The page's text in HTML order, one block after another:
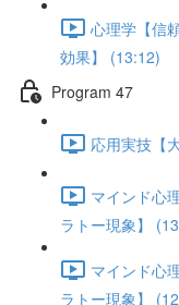
心理学【信
効果】 (13:12)
Program 47
応用実技【
マインド心
ラトー現象】
マインド心
ラトー現象】